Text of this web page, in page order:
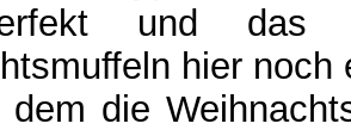
und das
hier
die